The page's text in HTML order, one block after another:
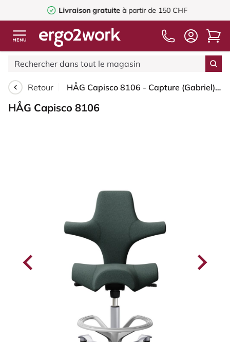
Livraison gratuiteà partir de 150 CHF
Retour HÅG Capisco 8106 - Capture (Gabriel) - Laine / Polyamide - CPT6601 - Blue - Argent - 265 mm (hauteur d’assise 53–79 cm) - Roues souples pour sols durs
HÅG Capisco 8106